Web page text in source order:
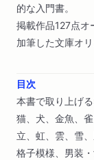
的な入門書。
掲載作品127点オ
加筆した文庫オリ
目次
本書で取り上げ
猫、犬、金魚、
立、虹、雲、雪
格子模様、男装